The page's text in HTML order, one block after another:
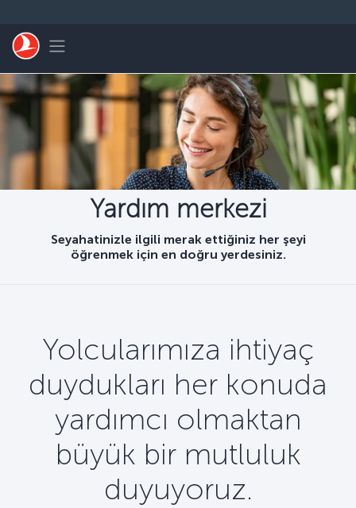
Toggle navigation
Yardım merkezi
Seyahatinizle ilgili merak ettiğiniz her şeyi
öğrenmek için en doğru yerdesiniz.
Yolcularımıza ihtiyaç
duydukları her konuda
yardımcı olmaktan
büyük bir mutluluk
duyuyoruz.